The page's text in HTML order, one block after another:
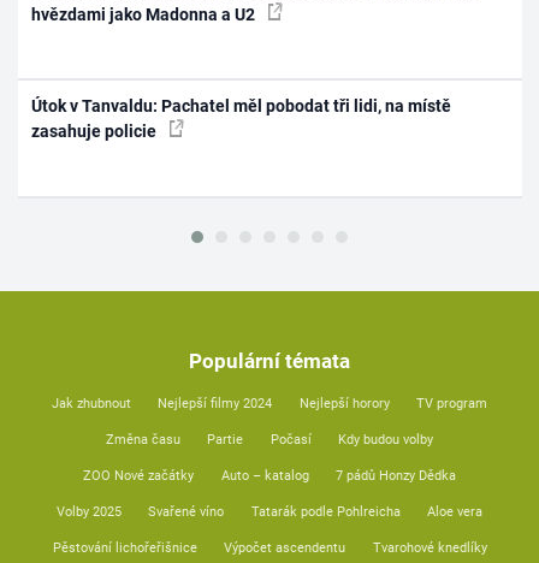
hvězdami jako Madonna a U2
Útok v Tanvaldu: Pachatel měl pobodat tři lidi, na místě
zasahuje policie
Populární témata
Jak zhubnout Nejlepší filmy 2024 Nejlepší horory TV program
Změna času Partie Počasí Kdy budou volby
ZOO Nové začátky Auto – katalog 7 pádů Honzy Dědka
Volby 2025 Svařené víno Tatarák podle Pohlreicha Aloe vera
Pěstování lichořeřišnice Výpočet ascendentu Tvarohové knedlíky